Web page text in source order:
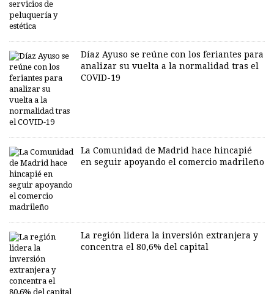
Díaz Ayuso se reúne con los feriantes para
analizar su vuelta a la normalidad tras el
COVID-19
La Comunidad de Madrid hace hincapié
en seguir apoyando el comercio madrileño
La región lidera la inversión extranjera y
concentra el 80,6% del capital